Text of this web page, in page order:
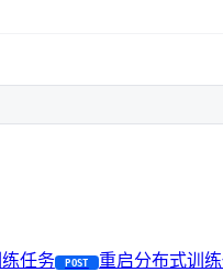
任务 POST 重启分布式训